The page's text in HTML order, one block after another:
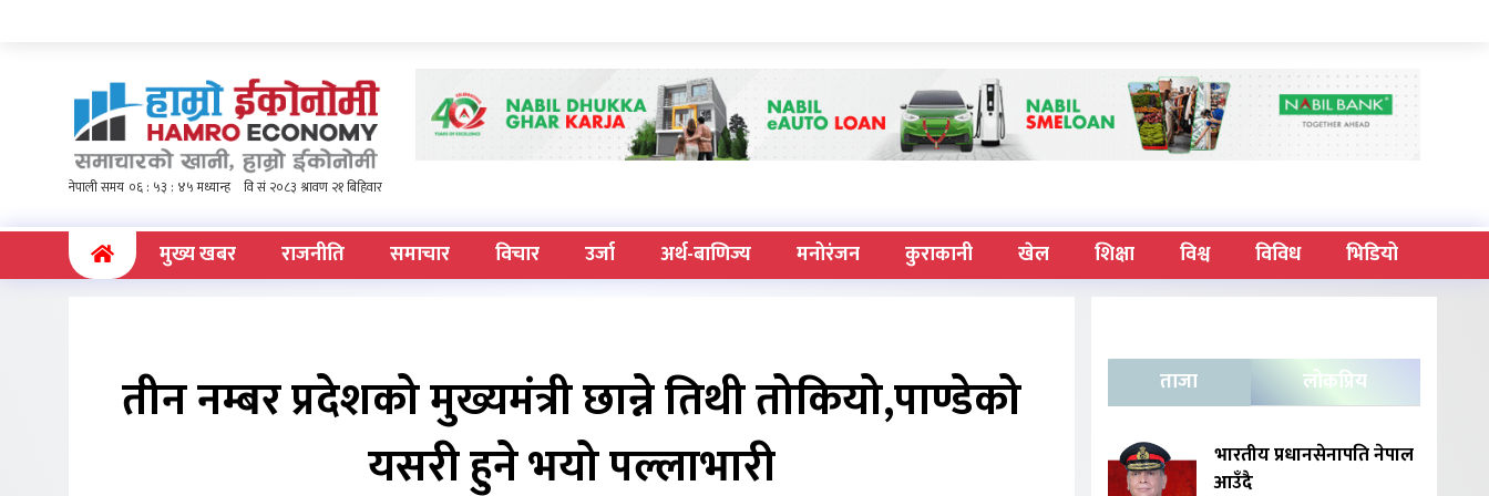
(current)मुख्य खबर राजनीति समाचार विचार उर्जा अर्थ-बाणिज्य मनोरंजन कुराकानी खेल शिक्षा विश्व विविध भिडियो
तीन नम्बर प्रदेशको मुख्यमंत्री छान्ने तिथी तोकियो,पाण्डेको
यसरी हुने भयो पल्लाभारी
ताजा लोकप्रिय
भारतीय प्रधानसेनापति नेपाल
आउँदै